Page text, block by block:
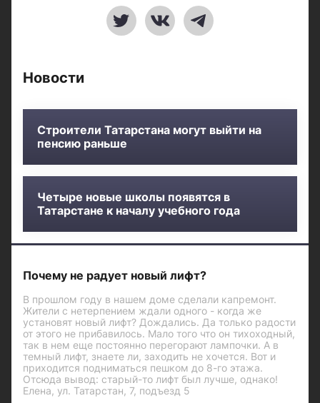
Новости
Строители Татарстана могут выйти на
пенсию раньше
Четыре новые школы появятся в
Татарстане к началу учебного года
Почему не радует новый лифт?
В прошлом году в нашем доме сделали капремонт.
Жители с нетерпением ждали одного - когда же
установят новый лифт? Дождались. Да только радости
от этого не прибавилось. Мало того что он тихоходный,
так в нем еще постоянно перегорают лампочки. А в
темный лифт, знаете ли, заходить не хочется. Вот и
приходится подниматься пешком до 8-го этажа.
Отсюда вывод: старый-то лифт был лучше, однако!
Елена, ул. Татарстан, 7, подъезд 5